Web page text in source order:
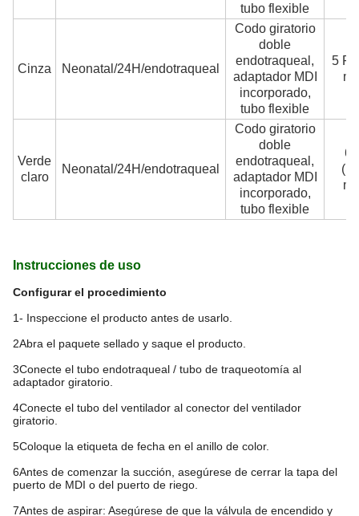
tubo flexible
Cinza Neonatal/24H/endotraqueal
Codo giratorio
doble
endotraqueal,
adaptador MDI
incorporado,
tubo flexible
5 Fr
Verde
claro
Neonatal/24H/endotraqueal
Codo giratorio
doble
endotraqueal,
adaptador MDI
incorporado,
tubo flexible
6
Instrucciones de uso
Configurar el procedimiento
1- Inspeccione el producto antes de usarlo.
2Abra el paquete sellado y saque el producto.
3Conecte el tubo endotraqueal / tubo de traqueotomía al
adaptador giratorio.
4Conecte el tubo del ventilador al conector del ventilador
giratorio.
5Coloque la etiqueta de fecha en el anillo de color.
6Antes de comenzar la succión, asegúrese de cerrar la tapa del
puerto de MDI o del puerto de riego.
7Antes de aspirar: Asegúrese de que la válvula de encendido y